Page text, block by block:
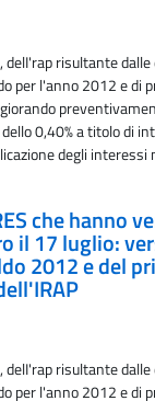
risultante dalle
per l'anno 2012 e di
0,40% a titolo di
degli interessi
che hanno
il 17 luglio:
2012 e del
risultante dalle
per l'anno 2012 e di